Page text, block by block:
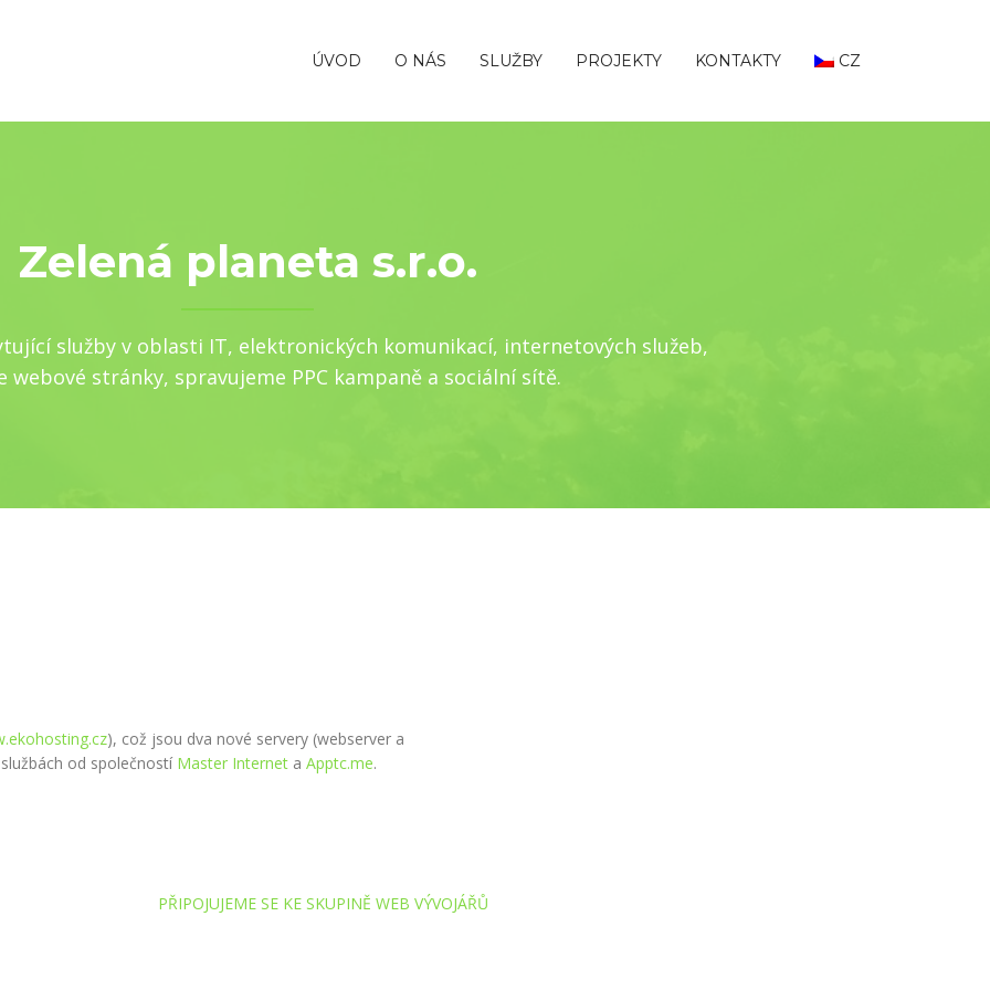
ÚVOD O NÁS SLUŽBY PROJEKTY KONTAKTY CZ
Zelená planeta s.r.o.
služby v oblasti IT, elektronických komunikací, internetových služeb,
webové stránky, spravujeme PPC kampaně a sociální sítě.
), což jsou dva nové servery (webserver a
od společností Master Internet a Apptc.me.
PŘIPOJUJEME SE KE SKUPINĚ WEB VÝVOJÁŘŮ